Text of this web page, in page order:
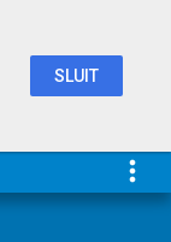
SLUIT